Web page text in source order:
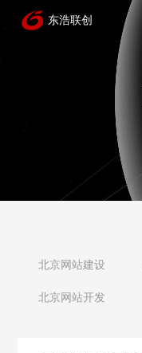
北京网站建设
北京网站开发